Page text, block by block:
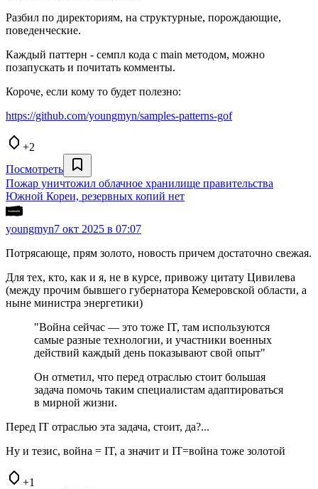
Разбил по директориям, на структурные, порождающие,
поведенческие.
Каждый паттерн - семпл кода с main методом, можно
позапускать и почитать комменты.
Короче, если кому то будет полезно:
https://github.com/youngmyn/samples-patterns-gof
+2
Посмотреть
Пожар уничтожил облачное хранилище правительства
Южной Кореи, резервных копий нет
youngmyn7 окт 2025 в 07:07
Потрясающе, прям золото, новость причем достаточно свежая.
Для тех, кто, как и я, не в курсе, привожу цитату Цивилева
(между прочим бывшего губернатора Кемеровской области, а
ныне министра энергетики)
"Война сейчас — это тоже IT, там используются
самые разные технологии, и участники военных
действий каждый день показывают свой опыт"
Он отметил, что перед отраслью стоит большая
задача помочь таким специалистам адаптироваться
в мирной жизни.
Перед IT отраслью эта задача, стоит, да?...
Ну и тезис, война = IT, а значит и IT=война тоже золотой
+1